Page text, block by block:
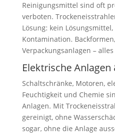
Reinigungsmittel sind oft
verboten.
Lösung: kein
Kontamination.
Verpackungsanlagen –
Elektrische
Schaltschränke, Motoren,
Feuchtigkeit und Chemie
Anlagen. Mit
gereinigt, ohne
sogar, ohne die Anlage